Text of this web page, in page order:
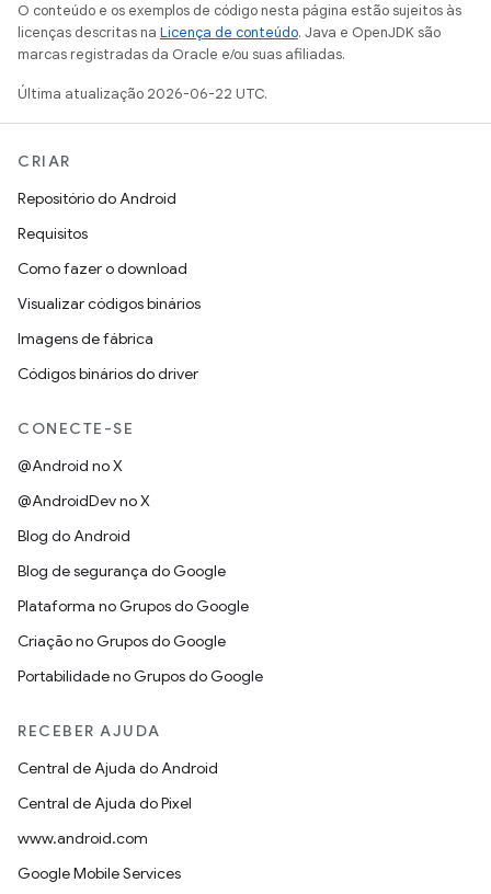
O conteúdo e os exemplos de código nesta página estão sujeitos às
licenças descritas na Licença de conteúdo. Java e OpenJDK são
marcas registradas da Oracle e/ou suas afiliadas.
Última atualização 2026-06-22 UTC.
CRIAR
Repositório do Android
Requisitos
Como fazer o download
Visualizar códigos binários
Imagens de fábrica
Códigos binários do driver
CONECTE-SE
@Android no X
@AndroidDev no X
Blog do Android
Blog de segurança do Google
Plataforma no Grupos do Google
Criação no Grupos do Google
Portabilidade no Grupos do Google
RECEBER AJUDA
Central de Ajuda do Android
Central de Ajuda do Pixel
www.android.com
Google Mobile Services